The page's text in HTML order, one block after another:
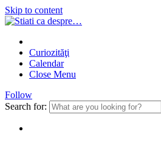
Skip to content
Curiozităţi
Calendar
Close Menu
Follow
Search for: